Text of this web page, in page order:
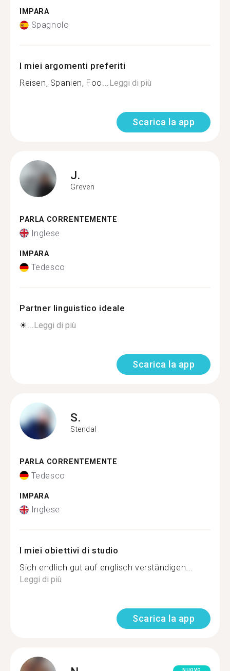
IMPARA
Spagnolo
I miei argomenti preferiti
Reisen, Spanien, Foo...Leggi di più
Scarica la app
J.
Greven
PARLA CORRENTEMENTE
Inglese
IMPARA
Tedesco
Partner linguistico ideale
☀...Leggi di più
Scarica la app
S.
Stendal
PARLA CORRENTEMENTE
Tedesco
IMPARA
Inglese
I miei obiettivi di studio
Sich endlich gut auf englisch verständigen...
Leggi di più
Scarica la app